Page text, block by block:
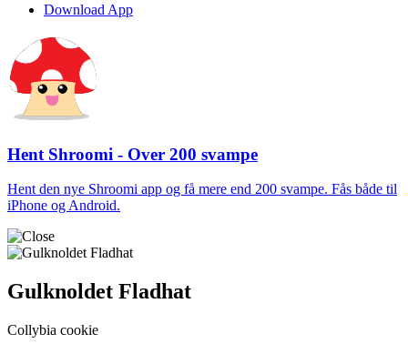
Download App
Hent Shroomi - Over 200 svampe
Hent den nye Shroomi app og få mere end 200 svampe. Fås både til
iPhone og Android.
Gulknoldet Fladhat
Collybia cookie